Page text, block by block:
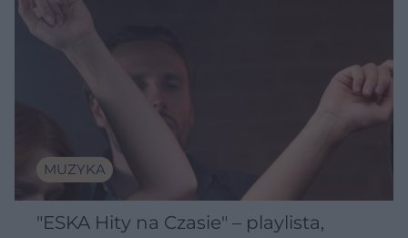
MUZYKA
"ESKA Hity na Czasie" – playlista,